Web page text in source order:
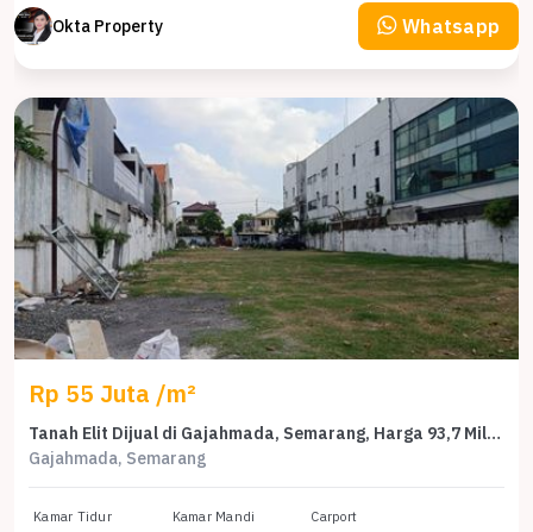
Okta Property Whatsapp
Rp 55 Juta /m²
Tanah Elit Dijual di Gajahmada, Semarang, Harga 93,7 Miliar
Gajahmada, Semarang
Kamar Tidur Kamar Mandi Carport